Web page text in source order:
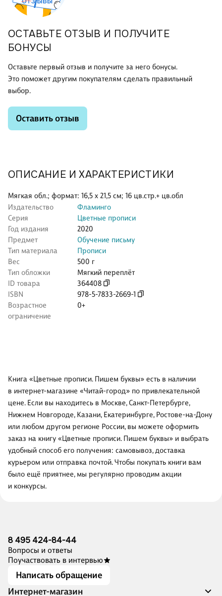
ОПИСАНИЕ И ХАРАКТЕРИСТИКИ
Мягкая обл.; формат: 16,5 х 21,5 см; 16 цв.стр.+ цв.обл
Издательство
Фламинго
Серия
Цветные прописи
Год издания
2020
Предмет
Обучение письму
Тип материала
Прописи
Вес
500 г
Тип обложки
Мягкий переплёт
ID товара
364408
ISBN
978-5-7833-2669-1
Возрастное
ограничение
0+
ОСТАВЬТЕ ОТЗЫВ И ПОЛУЧИТЕ
БОНУСЫ
Оставьте первый отзыв и получите за него бонусы.
Это поможет другим покупателям сделать правильный
выбор.
Оставить отзыв
Книга «Цветные прописи. Пишем буквы» есть в наличии
в интернет-магазине «Читай-город» по привлекательной
цене. Если вы находитесь в Москве, Санкт-Петербурге,
Нижнем Новгороде, Казани, Екатеринбурге, Ростове-на-Дону
или любом другом регионе России, вы можете оформить
заказ на книгу «Цветные прописи. Пишем буквы» и выбрать
удобный способ его получения: самовывоз, доставка
курьером или отправка почтой. Чтобы покупать книги вам
было ещё приятнее, мы регулярно проводим акции
и конкурсы.
8 495 424-84-44
Вопросы и ответы
Поучаствовать в интервью
Написать обращение
Интернет-магазин